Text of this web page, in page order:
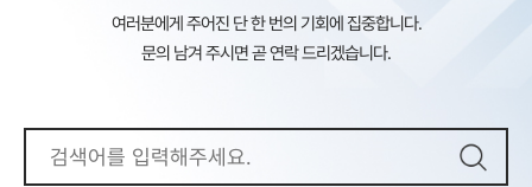
여러분에게 주어진 단 한 번의 기회에 집중합니다.
문의 남겨 주시면 곧 연락 드리겠습니다.